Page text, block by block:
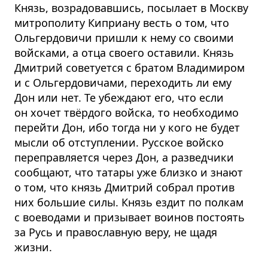
Князь, возрадовавшись, посылает в Москву
митрополиту Киприану весть о том, что
Ольгердовичи пришли к нему со своими
войсками, а отца своего оставили. Князь
Дмитрий советуется с братом Владимиром
и с Ольгердовичами, переходить ли ему
Дон или нет. Те убеждают его, что если
он хочет твёрдого войска, то необходимо
перейти Дон, ибо тогда ни у кого не будет
мысли об отступлении. Русское войско
переправляется через Дон, а разведчики
сообщают, что татары уже близко и знают
о том, что князь Дмитрий собрал против
них большие силы. Князь ездит по полкам
с воеводами и призывает воинов постоять
за Русь и православную веру, не щадя
жизни.